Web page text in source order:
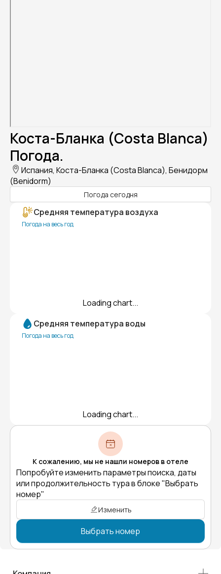
Коста-Бланка (Costa Blanca)
Погода.
Испания, Коста-Бланка (Costa Blanca), Бенидорм
(Benidorm)
Погода сегодня
Средняя температура воздуха
Погода на весь год
Loading chart...
Средняя температура воды
Погода на весь год
Loading chart...
К сожалению, мы не нашли номеров в отеле
Попробуйте изменить параметры поиска, даты
или продолжительность тура в блоке "Выбрать
номер"
Изменить
Выбрать номер